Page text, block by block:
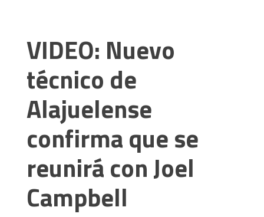
VIDEO: Nuevo
técnico de
Alajuelense
confirma que se
reunirá con Joel
Campbell